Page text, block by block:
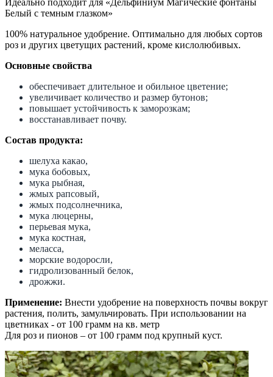
Идеально подходит для «Дельфиниум Магические фонтаны
Белый с темным глазком»
100% натуральное удобрение. Оптимально для любых сортов
роз и других цветущих растений, кроме кислолюбивых.
Основные свойства
обеспечивает длительное и обильное цветение;
увеличивает количество и размер бутонов;
повышает устойчивость к заморозкам;
восстанавливает почву.
Состав продукта:
шелуха какао,
мука бобовых,
мука рыбная,
жмых рапсовый,
жмых подсолнечника,
мука люцерны,
перьевая мука,
мука костная,
меласса,
морские водоросли,
гидролизованный белок,
дрожжи.
Применение: Внести удобрение на поверхность почвы вокруг
растения, полить, замульчировать. При использовании на
цветниках - от 100 грамм на кв. метр
Для роз и пионов – от 100 грамм под крупный куст.